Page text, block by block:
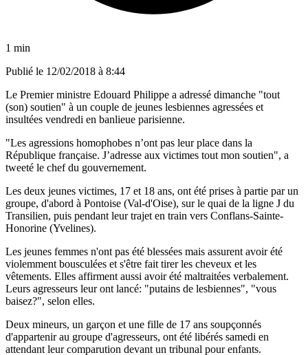
1 min
Publié le 12/02/2018 à 8:44
Le Premier ministre Edouard Philippe a adressé dimanche "tout
(son) soutien" à un couple de jeunes lesbiennes agressées et
insultées vendredi en banlieue parisienne.
"Les agressions homophobes n’ont pas leur place dans la
République française. J’adresse aux victimes tout mon soutien", a
tweeté le chef du gouvernement.
Les deux jeunes victimes, 17 et 18 ans, ont été prises à partie par un
groupe, d'abord à Pontoise (Val-d'Oise), sur le quai de la ligne J du
Transilien, puis pendant leur trajet en train vers Conflans-Sainte-
Honorine (Yvelines).
Les jeunes femmes n'ont pas été blessées mais assurent avoir été
violemment bousculées et s'être fait tirer les cheveux et les
vêtements. Elles affirment aussi avoir été maltraitées verbalement.
Leurs agresseurs leur ont lancé: "putains de lesbiennes", "vous
baisez?", selon elles.
Deux mineurs, un garçon et une fille de 17 ans soupçonnés
d'appartenir au groupe d'agresseurs, ont été libérés samedi en
attendant leur comparution devant un tribunal pour enfants.